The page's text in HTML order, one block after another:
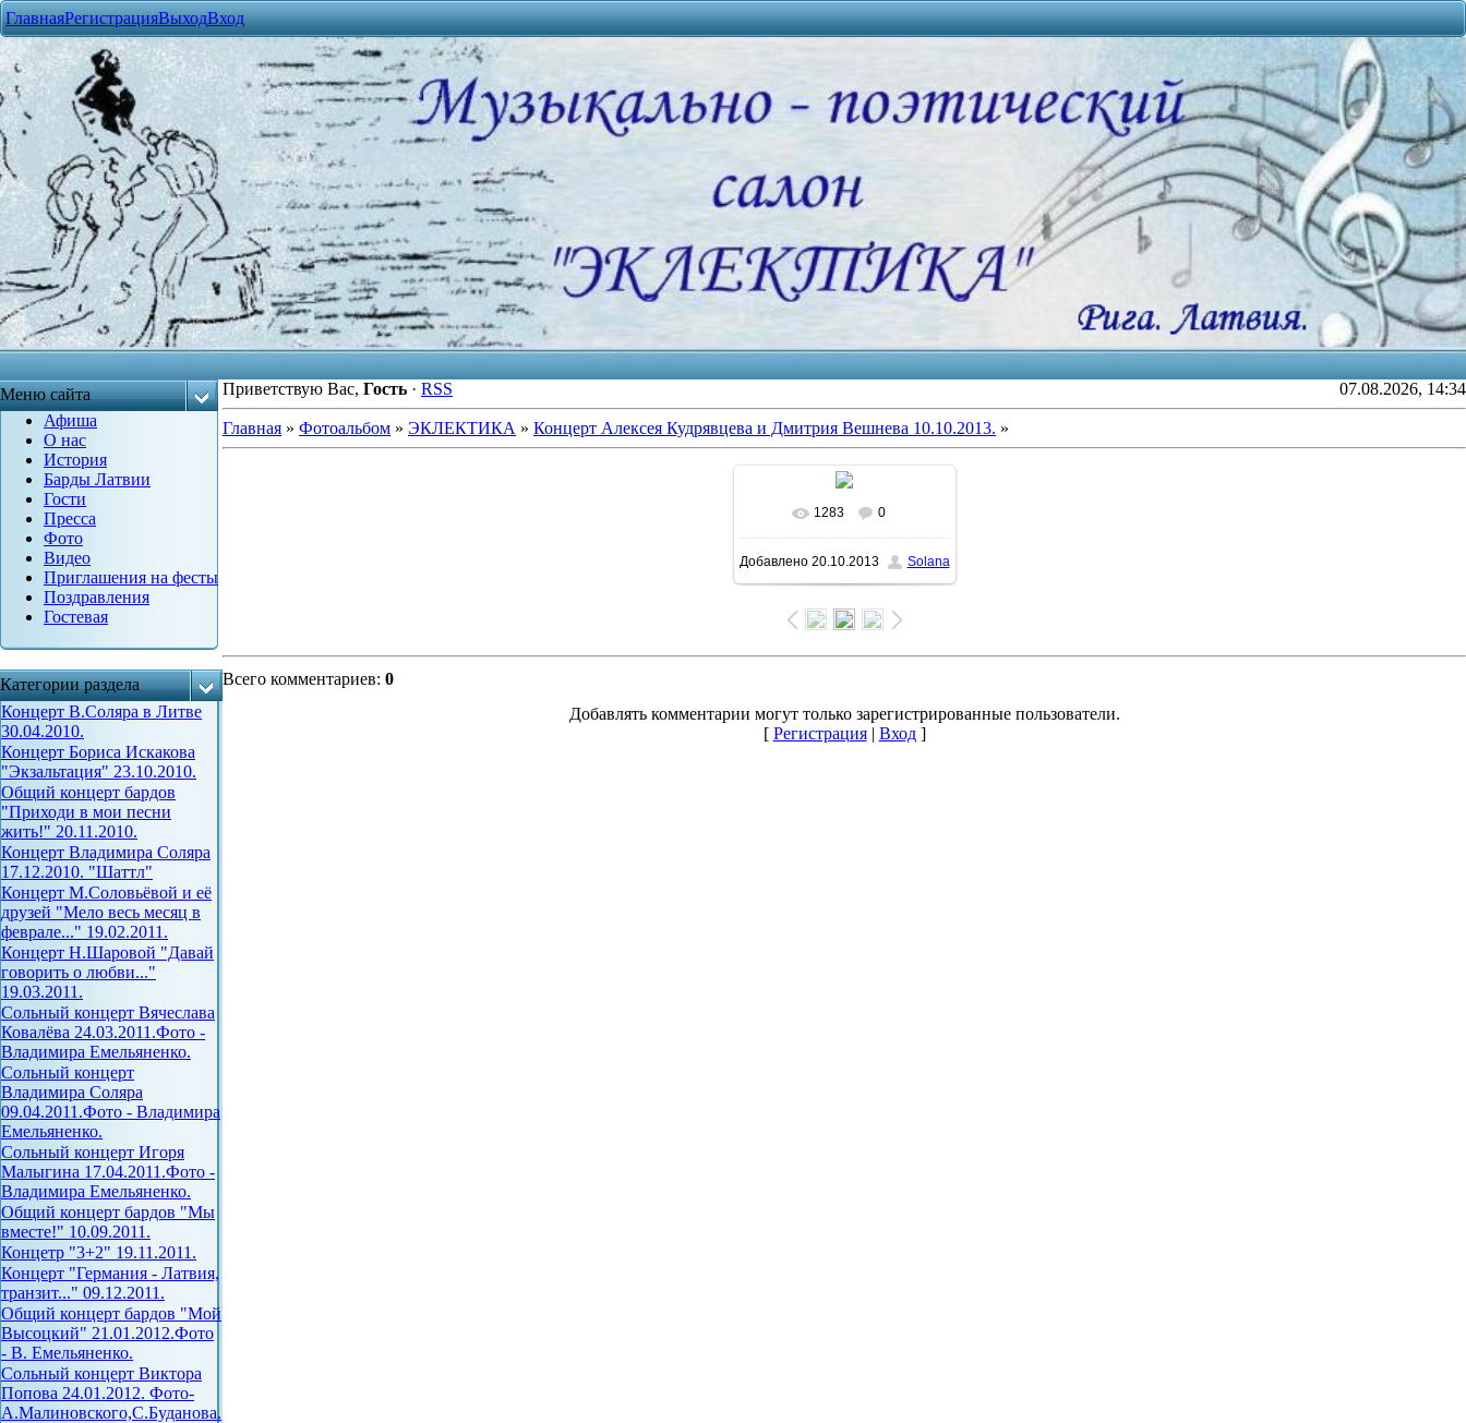
ГлавнаяРегистрацияВыходВход
Меню сайта
Афиша
О нас
История
Барды Латвии
Гости
Пресса
Фото
Видео
Приглашения на фесты
Поздравления
Гостевая
Категории раздела
Концерт В.Соляра в Литве
30.04.2010.
Концерт Бориса Искакова
"Экзальтация" 23.10.2010.
Общий концерт бардов
"Приходи в мои песни
жить!" 20.11.2010.
Концерт Владимира Соляра
17.12.2010. "Шаттл"
Концерт М.Соловьёвой и её
друзей "Мело весь месяц в
феврале..." 19.02.2011.
Концерт Н.Шаровой "Давай
говорить о любви..."
19.03.2011.
Сольный концерт Вячеслава
Ковалёва 24.03.2011.Фото -
Владимира Емельяненко.
Сольный концерт
Владимира Соляра
09.04.2011.Фото - Владимира
Емельяненко.
Сольный концерт Игоря
Малыгина 17.04.2011.Фото -
Владимира Емельяненко.
Общий концерт бардов "Мы
вместе!" 10.09.2011.
Концетр "3+2" 19.11.2011.
Концерт "Германия - Латвия,
транзит..." 09.12.2011.
Общий концерт бардов "Мой
Высоцкий" 21.01.2012.Фото
- В. Емельяненко.
Сольный концерт Виктора
Попова 24.01.2012. Фото-
А.Малиновского,С.Буданова.
Приветствую Вас, Гость · RSS 07.08.2026, 14:34
Главная » Фотоальбом » ЭКЛЕКТИКА » Концерт Алексея Кудрявцева и Дмитрия Вешнева 10.10.2013. »
В реальном размере
1600x1264/ 181.2Kb
1283 0
Добавлено20.10.2013 Solana
Всего комментариев: 0
Добавлять комментарии могут только зарегистрированные пользователи.
[ Регистрация| Вход]